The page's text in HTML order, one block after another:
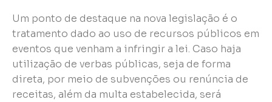
Um ponto de destaque na nova legislação é o
tratamento dado ao uso de recursos públicos em
eventos que venham a infringir a lei. Caso haja
utilização de verbas públicas, seja de forma
direta, por meio de subvenções ou renúncia de
receitas, além da multa estabelecida, será